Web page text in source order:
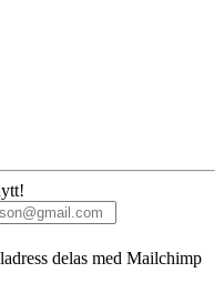
delas med Mailchimp